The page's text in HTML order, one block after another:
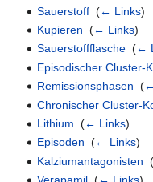
Sauerstoff‎ (← Links)
Kupieren (← Links)
Sauerstoffflasche‎ (←
Episodischer Cluster-
Remissionsphasen (
Chronischer Cluster-
Lithium (← Links)
Episoden (← Links)
Kalziumantagonisten (